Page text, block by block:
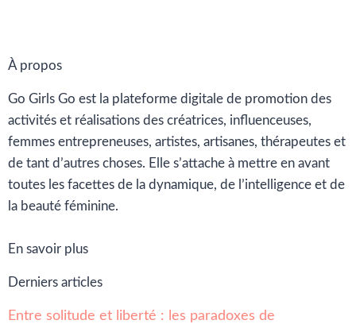
À propos
Go Girls Go est la plateforme digitale de promotion des
activités et réalisations des créatrices, influenceuses,
femmes entrepreneuses, artistes, artisanes, thérapeutes et
de tant d’autres choses. Elle s’attache à mettre en avant
toutes les facettes de la dynamique, de l’intelligence et de
la beauté féminine.
En savoir plus
Derniers articles
Entre solitude et liberté : les paradoxes de